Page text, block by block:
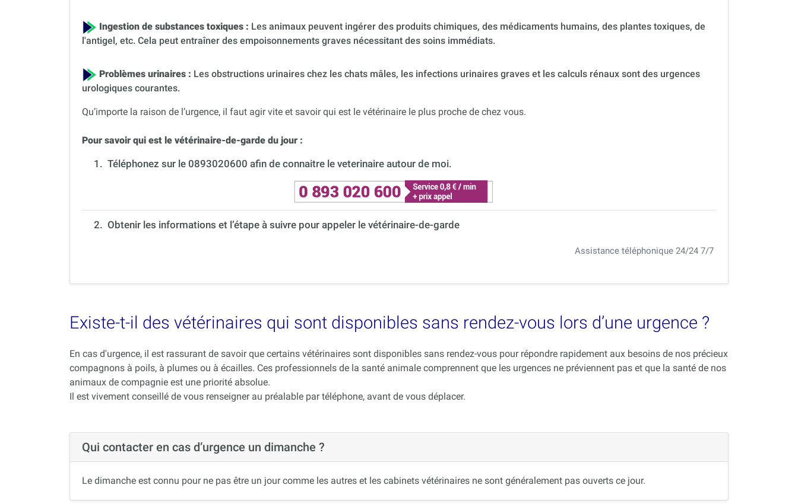
Ingestion de substances toxiques : Les animaux peuvent ingérer des produits chimiques, des médicaments humains, des plantes toxiques, de
l'antigel, etc. Cela peut entraîner des empoisonnements graves nécessitant des soins immédiats.
Problèmes urinaires : Les obstructions urinaires chez les chats mâles, les infections urinaires graves et les calculs rénaux sont des urgences
urologiques courantes.
Qu’importe la raison de l’urgence, il faut agir vite et savoir qui est le vétérinaire le plus proche de chez vous.
Pour savoir qui est le vétérinaire-de-garde du jour :
1. Téléphonez sur le 0893020600 afin de connaitre le veterinaire autour de moi.
2. Obtenir les informations et l’étape à suivre pour appeler le vétérinaire-de-garde
Assistance téléphonique 24/24 7/7
Existe-t-il des vétérinaires qui sont disponibles sans rendez-vous lors d’une urgence ?
En cas d'urgence, il est rassurant de savoir que certains vétérinaires sont disponibles sans rendez-vous pour répondre rapidement aux besoins de nos précieux
compagnons à poils, à plumes ou à écailles. Ces professionnels de la santé animale comprennent que les urgences ne préviennent pas et que la santé de nos
animaux de compagnie est une priorité absolue.
Il est vivement conseillé de vous renseigner au préalable par téléphone, avant de vous déplacer.
Qui contacter en cas d’urgence un dimanche ?
Le dimanche est connu pour ne pas être un jour comme les autres et les cabinets vétérinaires ne sont généralement pas ouverts ce jour.